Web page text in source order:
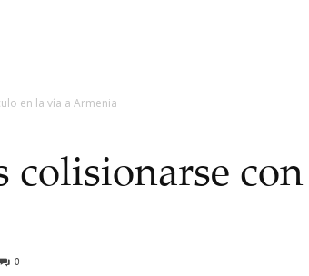
en la vía a Armenia
colisionarse
0